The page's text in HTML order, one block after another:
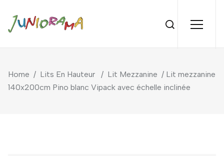
Home / Lits En Hauteur / Lit Mezzanine / Lit mezzanine
140x200cm Pino blanc Vipack avec échelle inclinée